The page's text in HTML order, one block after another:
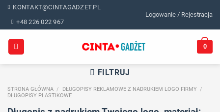
Skip
content
KONTAKT@CINTAGADZET.PL
+48 226 022 967
Logowanie / Rejestracja
0
FILTRUJ
STRONA GŁÓWNA / DŁUGOPISY REKLAMOWE Z NADRUKIEM LOGO FIRMY /
DŁUGOPISY PLASTIKOWE